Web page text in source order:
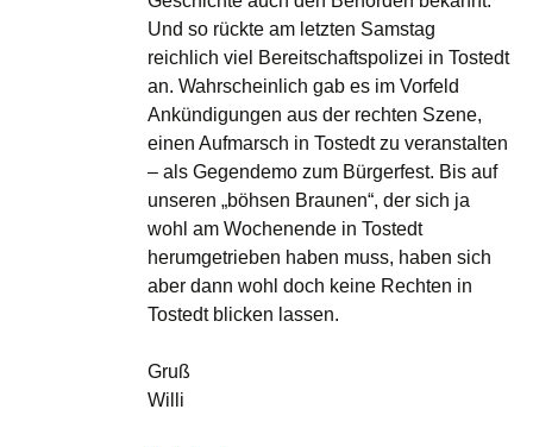
Und so rückte am letzten Samstag
reichlich viel Bereitschaftspolizei in Tostedt
an. Wahrscheinlich gab es im Vorfeld
Ankündigungen aus der rechten Szene,
einen Aufmarsch in Tostedt zu veranstalten
– als Gegendemo zum Bürgerfest. Bis auf
unseren „böhsen Braunen“, der sich ja
wohl am Wochenende in Tostedt
herumgetrieben haben muss, haben sich
aber dann wohl doch keine Rechten in
Tostedt blicken lassen.
Gruß
Willi